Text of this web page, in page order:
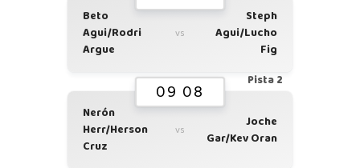
Beto
Agui/Rodri
Argue
vs
Steph
Agui/Lucho
Fig
Pista 2
09 08
Nerón
Herr/Herson
Cruz
vs
Joche
Gar/Kev Oran